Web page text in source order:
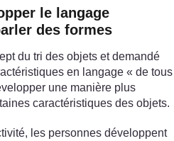
le langage
des formes
du tri des objets et demandé
en langage « de tous
une manière plus
caractéristiques des objets.
les personnes développent